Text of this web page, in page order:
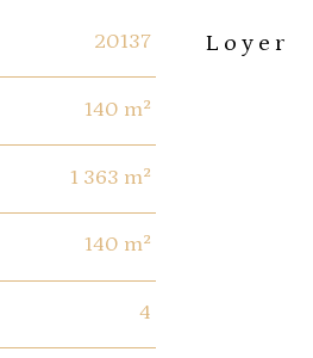
20137
140 m²
1 363 m²
140 m²
4
Caractéristiques
Loyer